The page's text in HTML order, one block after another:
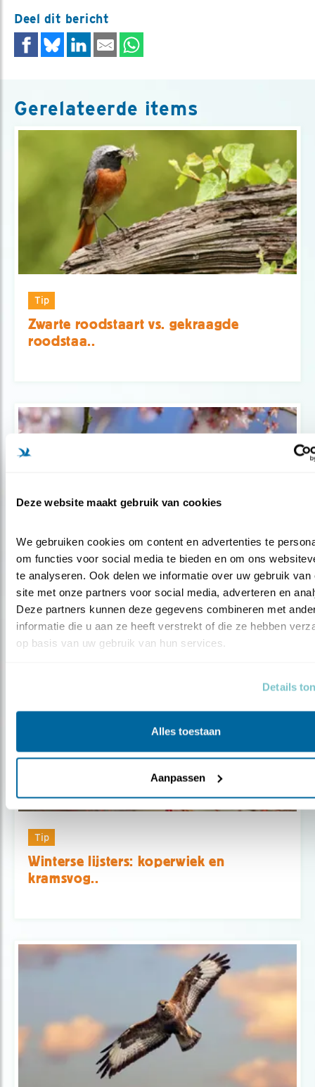
Deze website maakt gebruik van cookies
We gebruiken cookies om content en advertenties te
om functies voor social media te bieden en om ons
te analyseren. Ook delen we informatie over uw gebruik van
site met onze partners voor social media, adverteren en
Deze partners kunnen deze gegevens combineren met
informatie die u aan ze heeft verstrekt of die ze hebben
op basis van uw gebruik van hun services.
Details
Alles toestaan
Aanpassen
Deel dit bericht
Gerelateerde items
Tip
Zwarte roodstaart vs. gekraagde
roodstaa..
Tip
Nu te zien: de tjiftjaf
Tip
Winterse lijsters: koperwiek en
kramsvog..